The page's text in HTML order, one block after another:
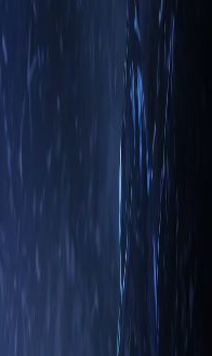
Diablo 3 и
году
Diablo: геймплей,
Какую иг…
птицы» на
гайд